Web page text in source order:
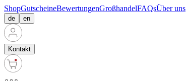
ShopGutscheineBewertungenGroßhandelFAQsÜber uns
de en
Kontakt